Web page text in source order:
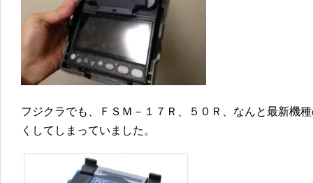
フジクラでも、ＦＳＭ－１７Ｒ、５０Ｒ、なんと最新機
くしてしまっていました。